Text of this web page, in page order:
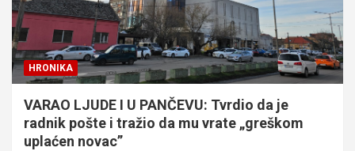
HRONIKA
VARAO LJUDE I U PANČEVU: Tvrdio da je
radnik pošte i tražio da mu vrate „greškom
uplaćen novac”